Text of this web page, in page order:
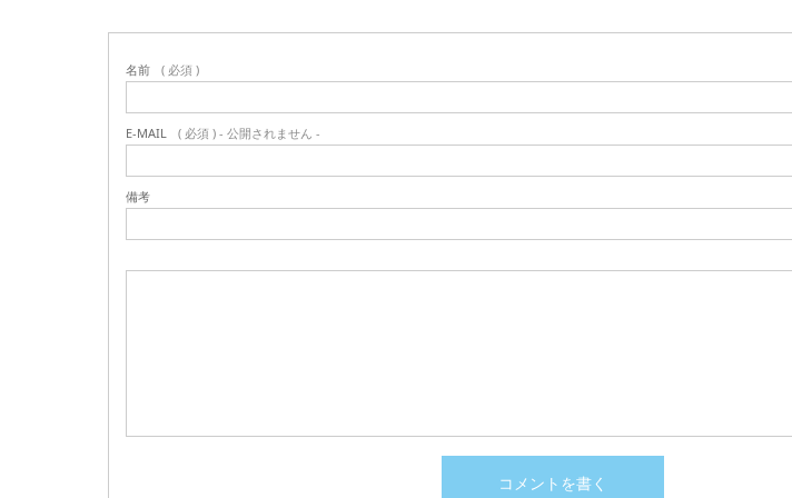
名前 ( 必須 )
E-MAIL ( 必須 ) - 公開されません -
備考